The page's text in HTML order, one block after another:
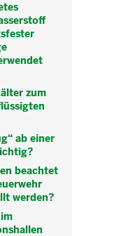
zum
ab einer
beachtet
werden?